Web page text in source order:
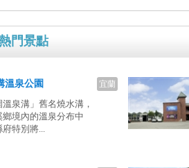
門景點
宜蘭
溫泉公園
溫泉溝」舊名燒水溝，
鄉境內的溫泉分布中
府特別將...